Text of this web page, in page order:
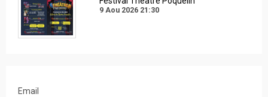
9 Aou 2026 21:30
Email